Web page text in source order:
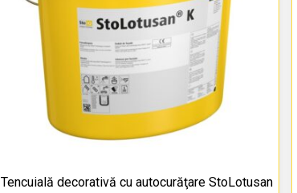
Tencuială decorativă cu autocurăţare StoLotusan